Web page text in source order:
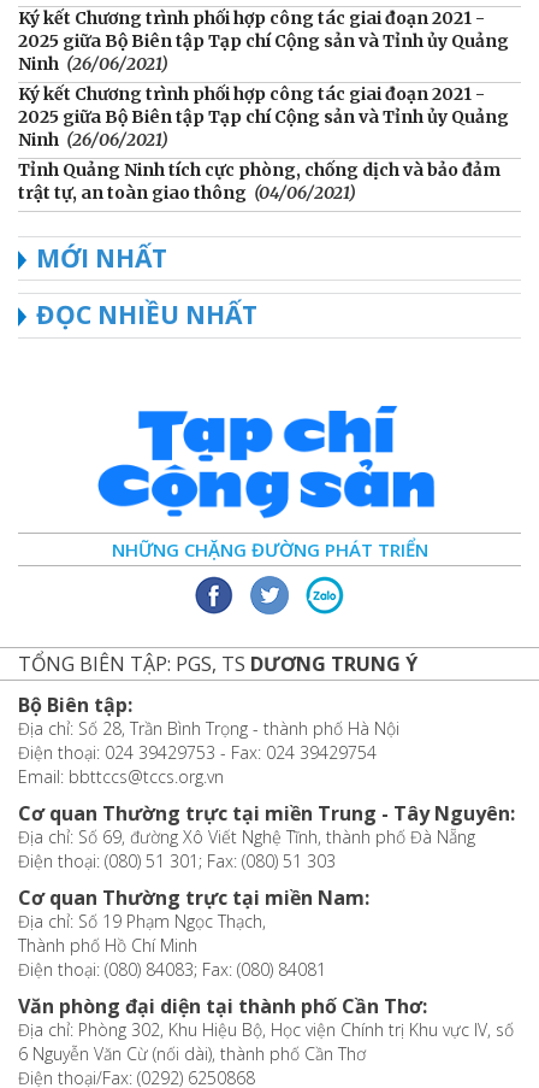
Ký kết Chương trình phối hợp công tác giai đoạn 2021 -
2025 giữa Bộ Biên tập Tạp chí Cộng sản và Tỉnh ủy Quảng
Ninh (26/06/2021)
Ký kết Chương trình phối hợp công tác giai đoạn 2021 -
2025 giữa Bộ Biên tập Tạp chí Cộng sản và Tỉnh ủy Quảng
Ninh (26/06/2021)
Tỉnh Quảng Ninh tích cực phòng, chống dịch và bảo đảm
trật tự, an toàn giao thông (04/06/2021)
MỚI NHẤT
ĐỌC NHIỀU NHẤT
NHỮNG CHẶNG ĐƯỜNG PHÁT TRIỂN
TỔNG BIÊN TẬP: PGS, TS DƯƠNG TRUNG Ý
Bộ Biên tập:
Địa chỉ: Số 28, Trần Bình Trọng - thành phố Hà Nội
Điện thoại: 024 39429753 - Fax: 024 39429754
Email: bbttccs@tccs.org.vn
Cơ quan Thường trực tại miền Trung - Tây Nguyên:
Địa chỉ: Số 69, đường Xô Viết Nghệ Tĩnh, thành phố Đà Nẵng
Điện thoại: (080) 51 301; Fax: (080) 51 303
Cơ quan Thường trực tại miền Nam:
Địa chỉ: Số 19 Phạm Ngọc Thạch,
Thành phố Hồ Chí Minh
Điện thoại: (080) 84083; Fax: (080) 84081
Văn phòng đại diện tại thành phố Cần Thơ:
Địa chỉ: Phòng 302, Khu Hiệu Bộ, Học viện Chính trị Khu vực IV, số
6 Nguyễn Văn Cừ (nối dài), thành phố Cần Thơ
Điện thoại/Fax: (0292) 6250868